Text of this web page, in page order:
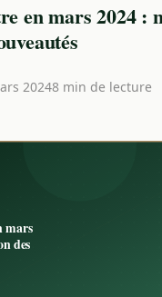
en mars 2024 :
20248 min de lecture